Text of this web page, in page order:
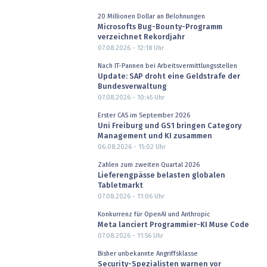
20 Millionen Dollar an Belohnungen
Microsofts Bug-Bounty-Programm
verzeichnet Rekordjahr
07.08.2026 - 12:18Uhr
Nach IT-Pannen bei Arbeitsvermittlungsstellen
Update: SAP droht eine Geldstrafe der
Bundesverwaltung
07.08.2026 - 10:45Uhr
Erster CAS im September 2026
Uni Freiburg und GS1 bringen Category
Management und KI zusammen
06.08.2026 - 15:02 Uhr
Zahlen zum zweiten Quartal 2026
Lieferengpässe belasten globalen
Tabletmarkt
07.08.2026 - 11:06Uhr
Konkurrenz für OpenAI und Anthropic
Meta lanciert Programmier-KI Muse Code
07.08.2026 - 11:56Uhr
Bisher unbekannte Angriffsklasse
Security-Spezialisten warnen vor